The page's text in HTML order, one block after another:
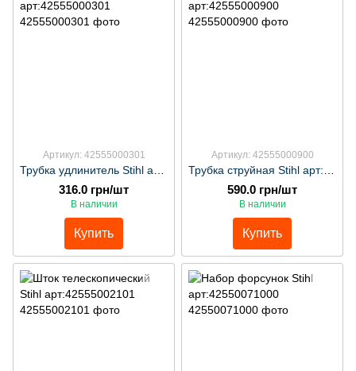
Артикул: 42555000301
316.0 грн/шт
В наличии
Купить
Артикул: 42555000900
590.0 грн/шт
В наличии
Купить